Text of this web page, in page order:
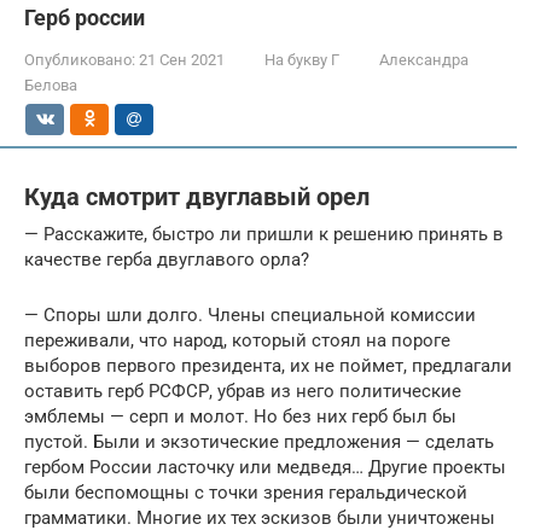
Герб россии
Опубликовано: 21 Сен 2021 На букву Г
Александра
Белова
Куда смотрит двуглавый орел
— Расскажите, быстро ли пришли к решению принять в
качестве герба двуглавого орла?
— Споры шли долго. Члены специальной комиссии
переживали, что народ, который стоял на пороге
выборов первого президента, их не поймет, предлагали
оставить герб РСФСР, убрав из него политические
эмблемы — серп и молот. Но без них герб был бы
пустой. Были и экзотические предложения — сделать
гербом России ласточку или медведя… Другие проекты
были беспомощны с точки зрения геральдической
грамматики. Многие их тех эскизов были уничтожены